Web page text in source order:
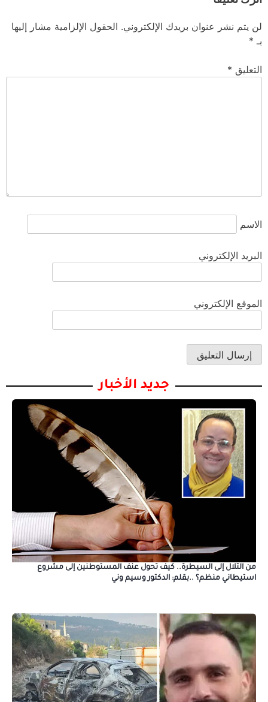
لن يتم نشر عنوان بريدك الإلكتروني. الحقول الإلزامية مشار إليها
بـ *
التعليق *
الاسم
البريد الإلكتروني
الموقع الإلكتروني
جديد الأخبار
من التلال إلى السيطرة.. كيف تحول عنف المستوطنين إلى مشروع
استيطاني منظم؟ ..بقلم: الدكتور وسيم وني